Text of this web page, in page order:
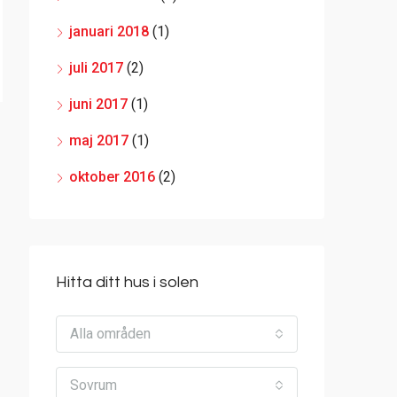
januari 2018 (1)
juli 2017 (2)
juni 2017 (1)
maj 2017 (1)
oktober 2016 (2)
Hitta ditt hus i solen
Alla områden
Sovrum